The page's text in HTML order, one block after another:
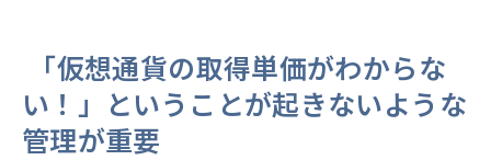
「仮想通貨の取得単価がわからな
い！」ということが起きないような
管理が重要